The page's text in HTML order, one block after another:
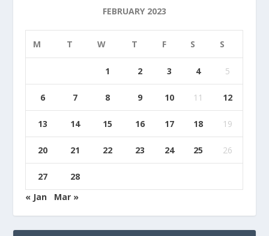
FEBRUARY 2023
M T W T F S S
1 2 3 4 5
6 7 8 9 10 11 12
13 14 15 16 17 18 19
20 21 22 23 24 25 26
27
28
« Jan
Mar »